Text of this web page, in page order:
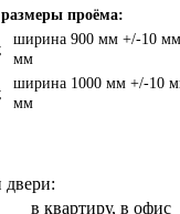
проёма:
ширина 900 мм +/-10
мм
ширина 1000 мм +/-10
мм
двери:
в квартиру, в офис